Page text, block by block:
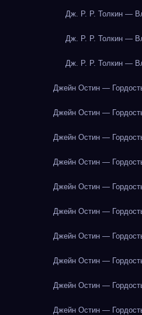
Дж. Р. Р. Толкин —
Дж. Р. Р. Толкин —
Дж. Р. Р. Толкин —
Джейн Остин —
Джейн Остин —
Джейн Остин —
Джейн Остин —
Джейн Остин —
Джейн Остин —
Джейн Остин —
Джейн Остин —
Джейн Остин —
Джейн Остин —